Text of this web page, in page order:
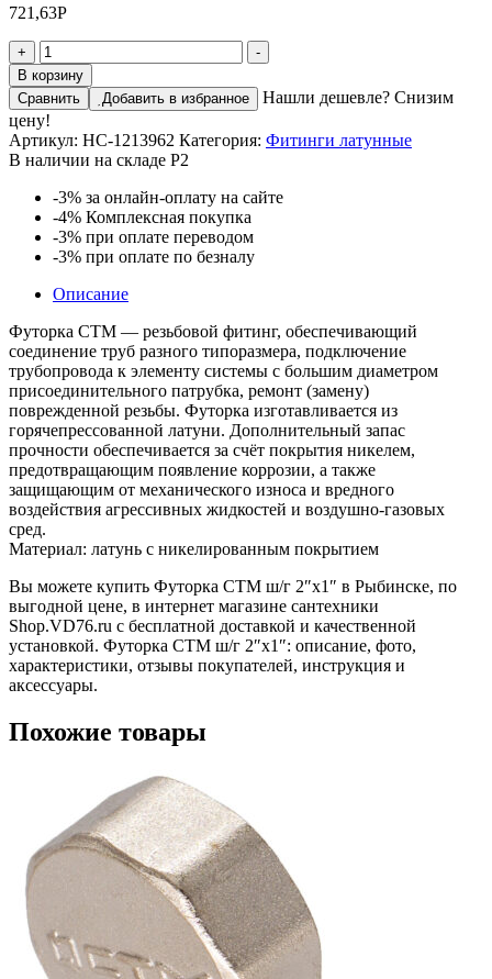
721,63Р
+
Количество
товара
Футорка
СТМ
ш/
г
2"x1"
-
В корзину
Сравнить
Добавить в избранное
Нашли дешевле? Снизим
цену!
Артикул: НС-1213962 Категория: Фитинги латунные
В наличии на складе Р2
-3% за онлайн-оплату на сайте
-4% Комплексная покупка
-3% при оплате переводом
-3% при оплате по безналу
Описание
Футорка CTM — резьбовой фитинг, обеспечивающий
соединение труб разного типоразмера, подключение
трубопровода к элементу системы с большим диаметром
присоединительного патрубка, ремонт (замену)
поврежденной резьбы. Футорка изготавливается из
горячепрессованной латуни. Дополнительный запас
прочности обеспечивается за счёт покрытия никелем,
предотвращающим появление коррозии, а также
защищающим от механического износа и вредного
воздействия агрессивных жидкостей и воздушно-газовых
сред.
Материал: латунь с никелированным покрытием
Вы можете купить Футорка СТМ ш/г 2″x1″ в Рыбинске, по
выгодной цене, в интернет магазине сантехники
Shop.VD76.ru с бесплатной доставкой и качественной
установкой. Футорка СТМ ш/г 2″x1″: описание, фото,
характеристики, отзывы покупателей, инструкция и
аксессуары.
Похожие товары